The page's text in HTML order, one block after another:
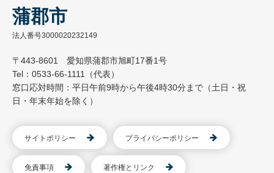
蒲郡市
法人番号3000020232149
〒443-8601 愛知県蒲郡市旭町17番1号
Tel：0533-66-1111（代表）
窓口応対時間：平日午前9時から午後4時30分まで（土日・祝
日・年末年始を除く）
サイトポリシー プライバシーポリシー
免責事項 著作権とリンク